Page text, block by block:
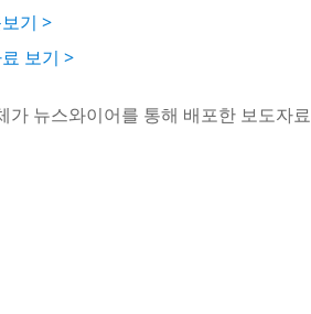
기 >
보기 >
가 뉴스와이어를 통해 배포한 보도자